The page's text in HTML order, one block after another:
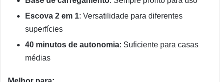
Escova 2 em 1: Versatilidade para diferentes
superfícies
40 minutos de autonomia: Suficiente para casas
médias